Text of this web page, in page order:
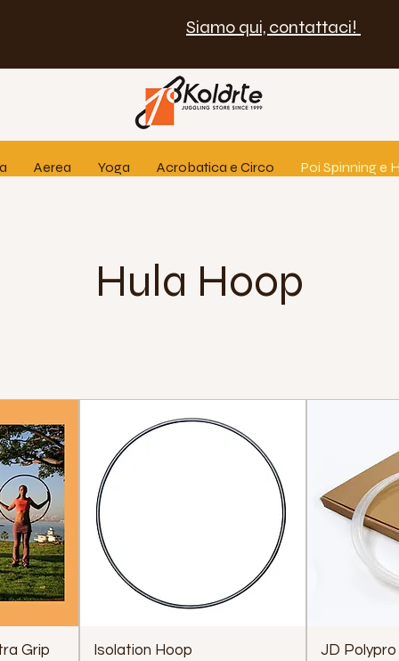
Siamo qui, contattaci!
Aerea Yoga Acrobatica e Circo Poi Spinning e
Hula Hoop
Grip Isolation Hoop
JD